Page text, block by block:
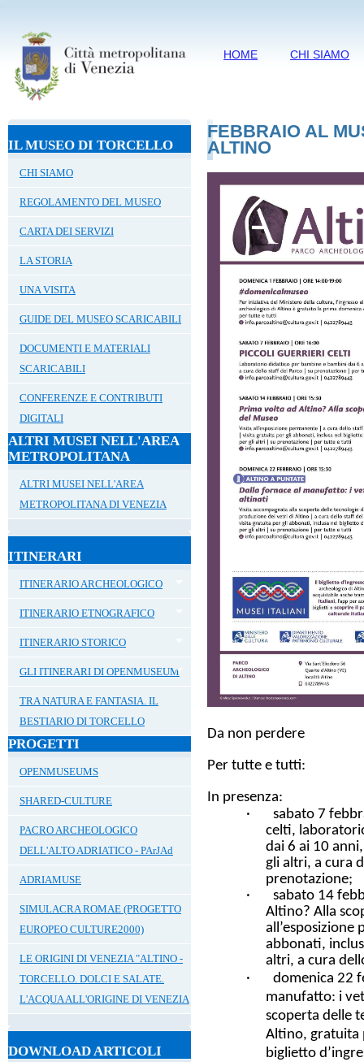
HOME CHI SIAMO
IL MUSEO DI TORCELLO
CHI SIAMO
REGOLAMENTO DEL MUSEO
CARTA DEI SERVIZI
LA STORIA
UNA VISITA
GUIDE DEL MUSEO SCARICABILI
DOCUMENTI E MATERIALI
SCARICABILI
CONFERENZE E CONTRIBUTI
DIGITALI
ALTRI MUSEI NELL'AREA
METROPOLITANA
ALTRI MUSEI NELL'AREA
METROPOLITANA DI VENEZIA
ITINERARI
ITINERARIO ARCHEOLOGICO
ITINERARIO ETNOGRAFICO
ITINERARIO STORICO
GLI ITINERARI DI OPENMUSEUM
TRA NATURA E FANTASIA. IL
BESTIARIO DI TORCELLO
PROGETTI
OPENMUSEUMS
SHARED-CULTURE
PACRO ARCHEOLOGICO
DELL'ALTO ADRIATICO - PArJAd
ADRIAMUSE
SIMULACRA ROMAE (PROGETTO
EUROPEO CULTURE2000)
LE ORIGINI DI VENEZIA "ALTINO -
TORCELLO. DOLCI E SALATE.
L'ACQUA ALL'ORIGINE DI VENEZIA
DOWNLOAD ARTICOLI
FEBBRAIO AL
ALTINO
Da non perdere
Per tutte e tutti:
In presenza:
·sabato 7
celti,
dai 6 ai 10
gli altri, a cura
prenotazione;
·sabato 14
Altino? Alla
abbonati,
altri, a cura
·domenica 22
manufatto: i
scoperta delle
Altino, gratuita
biglietto